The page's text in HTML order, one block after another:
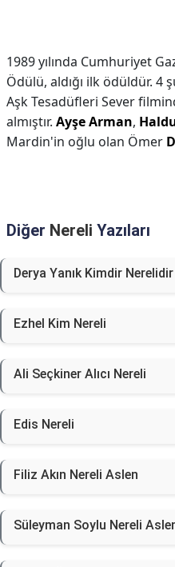
1989 yılında Cumhuriyet
Ödülü, aldığı ilk ödüldür.
Aşk Tesadüfleri Sever
almıştır. Ayşe Arman,
Mardin'in oğlu olan Ömer
Diğer Nereli Yazıları
Derya Yanık Kimdir Nerelidir
Ezhel Kim Nereli
Ali Seçkiner Alıcı Nereli
Edis Nereli
Filiz Akın Nereli Aslen
Süleyman Soylu Nereli